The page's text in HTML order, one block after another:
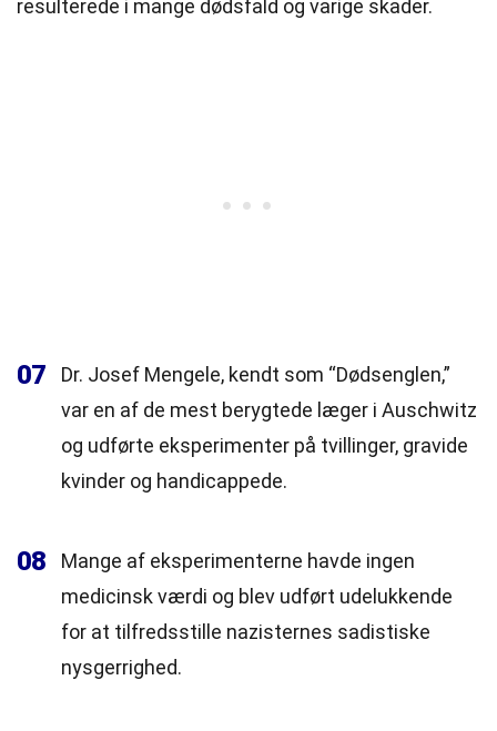
resulterede i mange dødsfald og varige skader.
07
Dr. Josef Mengele, kendt som “Dødsenglen,”
var en af de mest berygtede læger i Auschwitz
og udførte eksperimenter på tvillinger, gravide
kvinder og handicappede.
08
Mange af eksperimenterne havde ingen
medicinsk værdi og blev udført udelukkende
for at tilfredsstille nazisternes sadistiske
nysgerrighed.